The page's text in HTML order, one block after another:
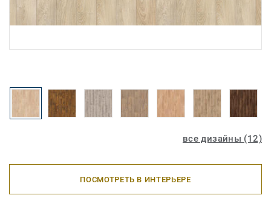
все дизайны (12)
ПОСМОТРЕТЬ В ИНТЕРЬЕРЕ